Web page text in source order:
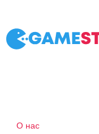
О нас